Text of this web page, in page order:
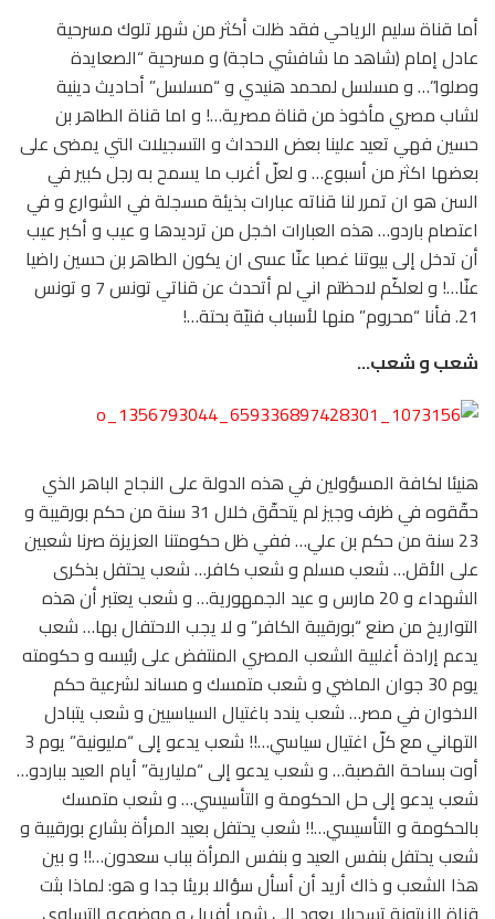
أما قناة سليم الرياحي فقد ظلت أكثر من شهر تلوك مسرحية
عادل إمام (شاهد ما شافشي حاجة) و مسرحية “الصعايدة
وصلوا”… و مسلسل لمحمد هنيدي و “مسلسل” أحاديث دينية
لشاب مصري مأخوذ من قناة مصرية…! و اما قناة الطاهر بن
حسين فهي تعيد علينا بعض الاحداث و التسجيلات التي يمضى على
بعضها اكثر من أسبوع… و لعلّ أغرب ما يسمح به رجل كبير في
السن هو ان تمرر لنا قناته عبارات بذيئة مسجلة في الشوارع و في
اعتصام باردو… هذه العبارات اخجل من ترديدها و عيب و أكبر عيب
أن تدخل إلى بيوتنا غصبا عنّا عسى ان يكون الطاهر بن حسين راضيا
عنّا…! و لعلكّم لاحظتم اني لم أتحدث عن قناتي تونس 7 و تونس
21. فأنا “محروم” منها لأسباب فنيّة بحتة…!
شعب و شعب…
هنيئا لكافة المسؤولين في هذه الدولة على النجاح الباهر الذي
حقّقوه في ظرف وجيز لم يتحقّق خلال 31 سنة من حكم بورقيبة و
23 سنة من حكم بن علي… ففي ظل حكومتنا العزيزة صرنا شعبين
على الأقل… شعب مسلم و شعب كافر… شعب يحتفل بذكرى
الشهداء و 20 مارس و عيد الجمهورية… و شعب يعتبر أن هذه
التواريخ من صنع “بورقيبة الكافر” و لا يجب الاحتفال بها… شعب
يدعم إرادة أغلبية الشعب المصري المنتفض على رئيسه و حكومته
يوم 30 جوان الماضي و شعب متمسك و مساند لشرعية حكم
الاخوان في مصر… شعب يندد باغتيال السياسيين و شعب يتبادل
التهاني مع كلّ اغتيال سياسي…!! شعب يدعو إلى “مليونية” يوم 3
أوت بساحة القصبة… و شعب يدعو إلى “مليارية” أيام العيد بباردو…
شعب يدعو إلى حل الحكومة و التأسيسي… و شعب متمسك
بالحكومة و التأسيسي…!! شعب يحتفل بعيد المرأة بشارع بورقيبة و
شعب يحتفل بنفس العيد و بنفس المرأة بباب سعدون…!! و بين
هذا الشعب و ذاك أريد أن أسأل سؤالا بريئا جدا و هو: لماذا بثت